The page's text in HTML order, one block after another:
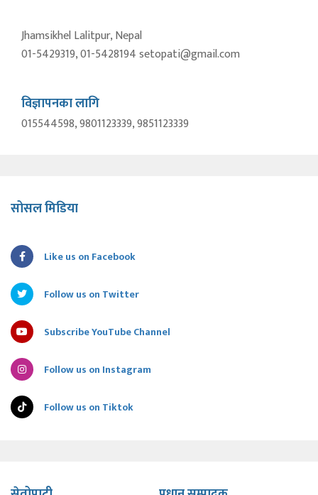
Jhamsikhel Lalitpur, Nepal
01-5429319, 01-5428194 setopati@gmail.com
विज्ञापनका लागि
015544598, 9801123339, 9851123339
सोसल मिडिया
Like us on Facebook
Follow us on Twitter
Subscribe YouTube Channel
Follow us on Instagram
Follow us on Tiktok